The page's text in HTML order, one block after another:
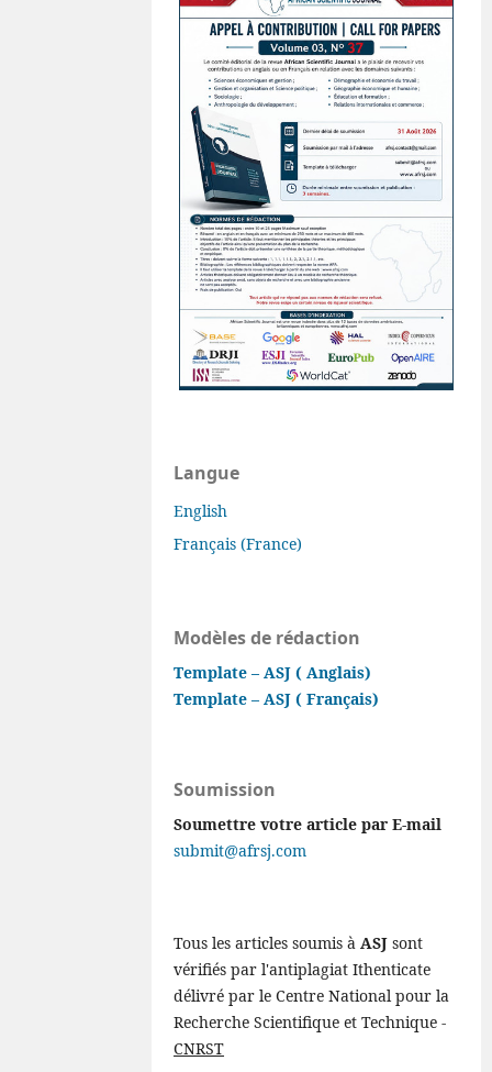
Langue
English
Français (France)
Modèles de rédaction
Template – ASJ ( Anglais)
Template – ASJ ( Français)
Soumission
Soumettre votre article par E-mail
submit@afrsj.com
Tous les articles soumis àASJ sont
vérifiés par l'antiplagiat Ithenticate
délivré par le Centre National pour la
Recherche Scientifique et Technique -
CNRST